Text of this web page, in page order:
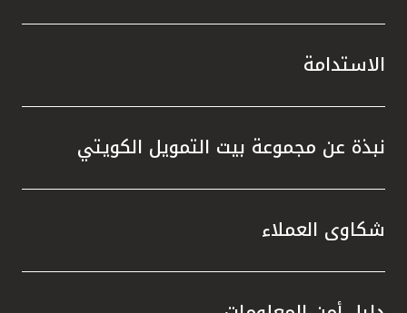
الاستدامة
نبذة عن مجموعة بيت التمويل الكويتي
شكاوى العملاء